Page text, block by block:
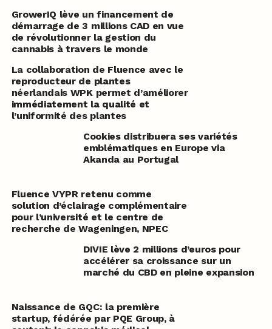
GrowerIQ lève un financement de
démarrage de 3 millions CAD en vue
de révolutionner la gestion du
cannabis à travers le monde
La collaboration de Fluence avec le
reproducteur de plantes
néerlandais WPK permet d’améliorer
immédiatement la qualité et
l’uniformité des plantes
Cookies distribuera ses variétés
emblématiques en Europe via
Akanda au Portugal
Fluence VYPR retenu comme
solution d’éclairage complémentaire
pour l’université et le centre de
recherche de Wageningen, NPEC
DIVIE lève 2 millions d’euros pour
accélérer sa croissance sur un
marché du CBD en pleine expansion
Naissance de GQC: la première
startup, fédérée par PQE Group, à